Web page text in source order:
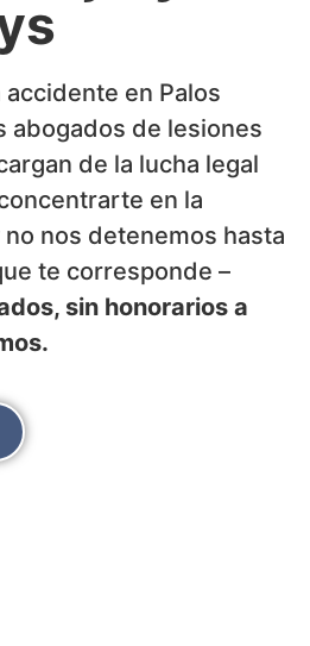
en Palos
abogados de lesiones
de la lucha legal
en la
nos detenemos hasta
te corresponde –
sin honorarios a